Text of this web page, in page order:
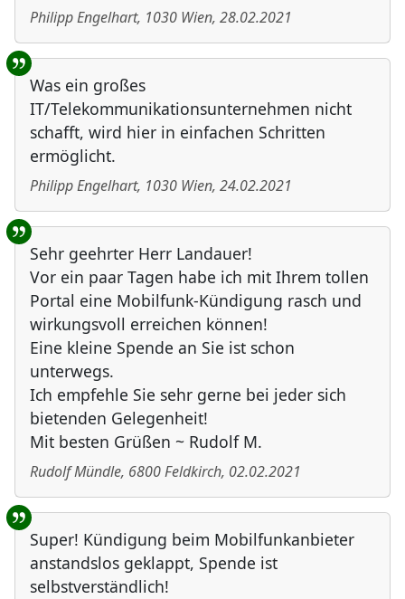
Philipp Engelhart, 1030 Wien, 28.02.2021
Was ein großes
IT/Telekommunikationsunternehmen nicht
schafft, wird hier in einfachen Schritten
ermöglicht.
Philipp Engelhart, 1030 Wien, 24.02.2021
Sehr geehrter Herr Landauer!
Vor ein paar Tagen habe ich mit Ihrem tollen
Portal eine Mobilfunk-Kündigung rasch und
wirkungsvoll erreichen können!
Eine kleine Spende an Sie ist schon
unterwegs.
Ich empfehle Sie sehr gerne bei jeder sich
bietenden Gelegenheit!
Mit besten Grüßen ~ Rudolf M.
Rudolf Mündle, 6800Feldkirch, 02.02.2021
Super! Kündigung beim Mobilfunkanbieter
anstandslos geklappt, Spende ist
selbstverständlich!